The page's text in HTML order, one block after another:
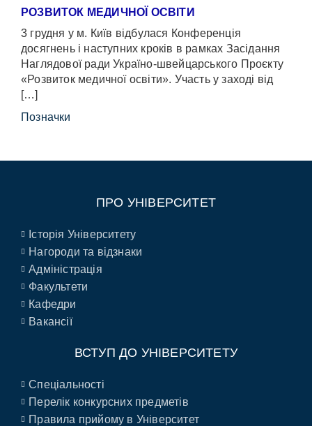
РОЗВИТОК МЕДИЧНОЇ ОСВІТИ
3 грудня у м. Київ відбулася Конференція
досягнень і наступних кроків в рамках Засідання
Наглядової ради Україно-швейцарського Проєкту
«Розвиток медичної освіти». Участь у заході від
[…]
Позначки
ПРО УНІВЕРСИТЕТ
Історія Університету
Нагороди та відзнаки
Адміністрація
Факультети
Кафедри
Вакансії
ВСТУП ДО УНІВЕРСИТЕТУ
Спеціальності
Перелік конкурсних предметів
Правила прийому в Університет